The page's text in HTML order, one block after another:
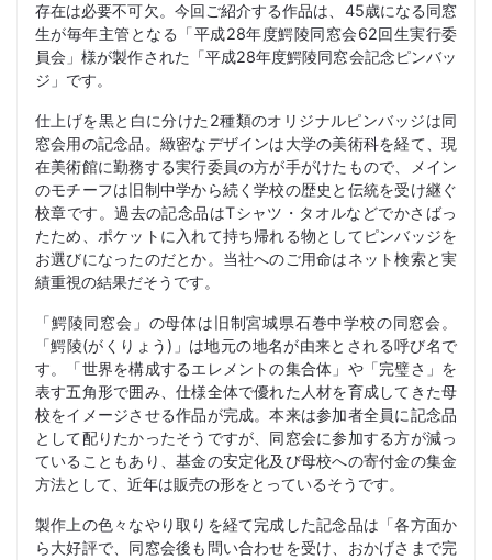
存在は必要不可欠。今回ご紹介する作品は、45歳になる同窓
生が毎年主管となる「平成28年度鰐陵同窓会62回生実行委
員会」様が製作された「平成28年度鰐陵同窓会記念ピンバッ
ジ」です。
仕上げを黒と白に分けた2種類のオリジナルピンバッジは同
窓会用の記念品。緻密なデザインは大学の美術科を経て、現
在美術館に勤務する実行委員の方が手がけたもので、メイン
のモチーフは旧制中学から続く学校の歴史と伝統を受け継ぐ
校章です。過去の記念品はTシャツ・タオルなどでかさばっ
たため、ポケットに入れて持ち帰れる物としてピンバッジを
お選びになったのだとか。当社へのご用命はネット検索と実
績重視の結果だそうです。
「鰐陵同窓会」の母体は旧制宮城県石巻中学校の同窓会。
「鰐陵(がくりょう)」は地元の地名が由来とされる呼び名で
す。「世界を構成するエレメントの集合体」や「完璧さ」を
表す五角形で囲み、仕様全体で優れた人材を育成してきた母
校をイメージさせる作品が完成。本来は参加者全員に記念品
として配りたかったそうですが、同窓会に参加する方が減っ
ていることもあり、基金の安定化及び母校への寄付金の集金
方法として、近年は販売の形をとっているそうです。
製作上の色々なやり取りを経て完成した記念品は「各方面か
ら大好評で、同窓会後も問い合わせを受け、おかげさまで完